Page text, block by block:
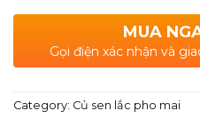
MUA
Gọi điện xác nhận và
Category: Củ sen lắc pho mai